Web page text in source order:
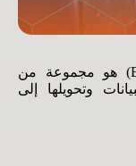
ذكاء الأعمال (Business Intelligence – BI) هو مجموعة من
وتحويلها إلى